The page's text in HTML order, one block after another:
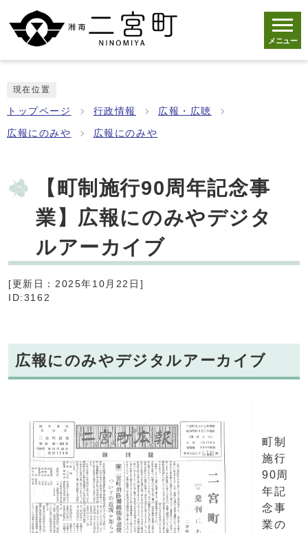
メニュー
現在位置
トップページ 行政情報 広報・広聴
広報にのみや 広報にのみや
【町制施行90周年記念事
業】広報にのみやデジタ
ルアーカイブ
[更新日：2025年10月22日]
ID:3162
広報にのみやデジタルアーカイブ
町制
施行
90周
年記
念事
業の